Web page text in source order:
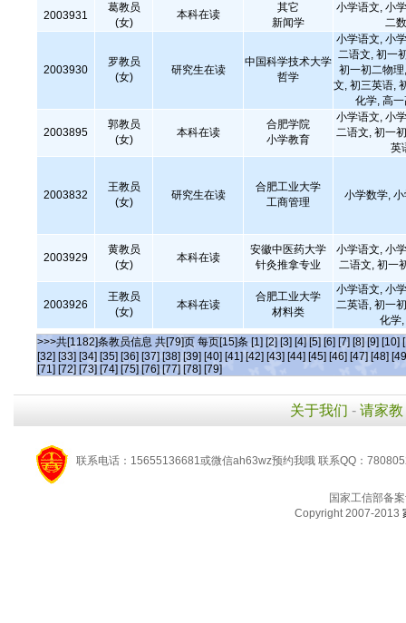
2003931
葛教员
(女)
本科在读
其它
新闻学
小学语文, 小
二
2003930
罗教员
(女)
研究生在读
中国科学技术大学
哲学
小学语文, 小
二语文, 初一
初一初二物
文, 初三英语,
化学, 高
2003895
郭教员
(女)
本科在读
合肥学院
小学教育
小学语文, 小
二语文, 初一
英
2003832
王教员
(女)
研究生在读
合肥工业大学
工商管理
小学数学,
2003929
黄教员
(女)
本科在读
安徽中医药大学
针灸推拿专业
小学语文, 小
二语文, 初一
2003926
王教员
(女)
本科在读
合肥工业大学
材料类
小学语文, 小
二英语, 初一
化学
>>>共[1182]条教员信息 共[79]页 每页[15]条 [1] [2] [3] [4] [5] [6] [7] [8] [9] [10]
[32] [33] [34] [35] [36] [37] [38] [39] [40] [41] [42] [43] [44] [45] [46] [47] [48]
[71] [72] [73] [74] [75] [76] [77] [78] [79]
关于我们 - 请家教
联系电话：15655136681或微信ah63wz预约我哦 联系QQ：
国家工信部备
Copyright 2007-2013